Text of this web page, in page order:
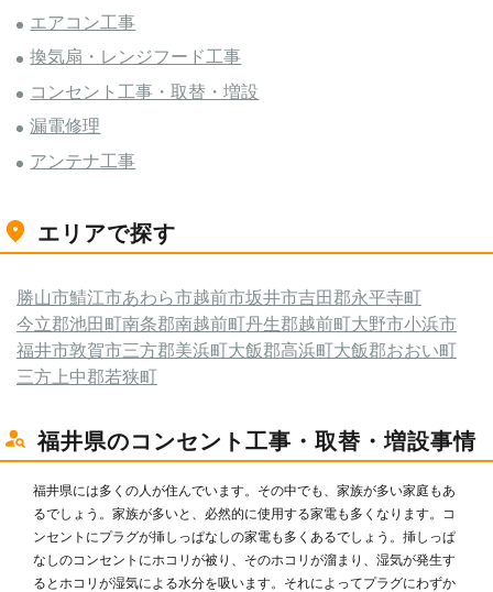
エアコン工事
換気扇・レンジフード工事
コンセント工事・取替・増設
漏電修理
アンテナ工事
エリアで探す
勝山市鯖江市あわら市越前市坂井市吉田郡永平寺町
今立郡池田町南条郡南越前町丹生郡越前町大野市小浜市
福井市敦賀市三方郡美浜町大飯郡高浜町大飯郡おおい町
三方上中郡若狭町
福井県のコンセント工事・取替・増設事情
福井県には多くの人が住んでいます。その中でも、家族が多い家庭もあ
るでしょう。家族が多いと、必然的に使用する家電も多くなります。コ
ンセントにプラグが挿しっぱなしの家電も多くあるでしょう。挿しっぱ
なしのコンセントにホコリが被り、そのホコリが溜まり、湿気が発生す
るとホコリが湿気による水分を吸います。それによってプラグにわずか